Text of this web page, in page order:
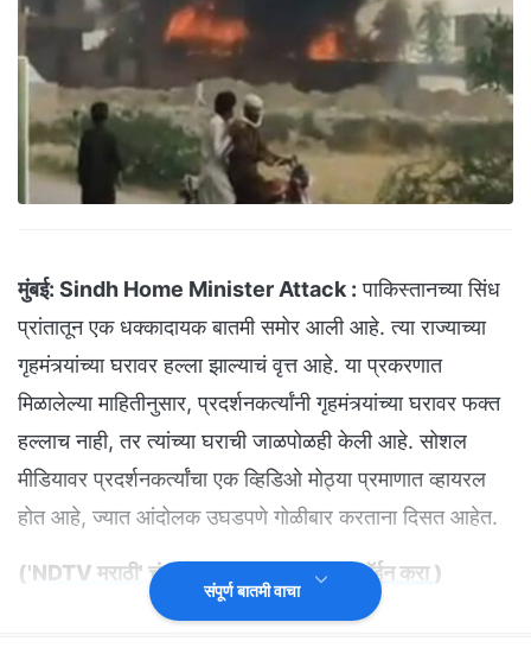
मुंबई: Sindh Home Minister Attack : पाकिस्तानच्या सिंध
प्रांतातून एक धक्कादायक बातमी समोर आली आहे. त्या राज्याच्या
गृहमंत्र्यांच्या घरावर हल्ला झाल्याचं वृत्त आहे. या प्रकरणात
मिळालेल्या माहितीनुसार, प्रदर्शनकर्त्यांनी गृहमंत्र्यांच्या घरावर फक्त
हल्लाच नाही, तर त्यांच्या घराची जाळपोळही केली आहे. सोशल
मीडियावर प्रदर्शनकर्त्यांचा एक व्हिडिओ मोठ्या प्रमाणात व्हायरल
होत आहे, ज्यात आंदोलक उघडपणे गोळीबार करताना दिसत आहेत.
('NDTV मराठी' चं अधिकृत व्हॉट्सअ‍ॅप चॅनल जॉईन करा)
संपूर्ण बातमी वाचा